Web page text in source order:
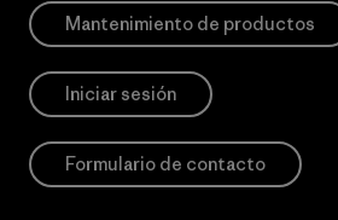
Mantenimiento de productos
Iniciar sesión
Formulario de contacto